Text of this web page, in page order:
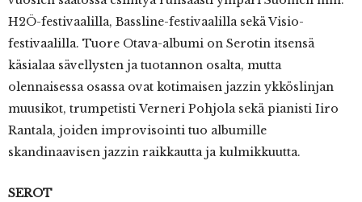
H2Ö-festivaalilla, Bassline-festivaalilla sekä Visio-
festivaalilla. Tuore Otava-albumi on Serotin itsensä
käsialaa sävellysten ja tuotannon osalta, mutta
olennaisessa osassa ovat kotimaisen jazzin ykköslinjan
muusikot, trumpetisti Verneri Pohjola sekä pianisti Iiro
Rantala, joiden improvisointi tuo albumille
skandinaavisen jazzin raikkautta ja kulmikkuutta.
SEROT